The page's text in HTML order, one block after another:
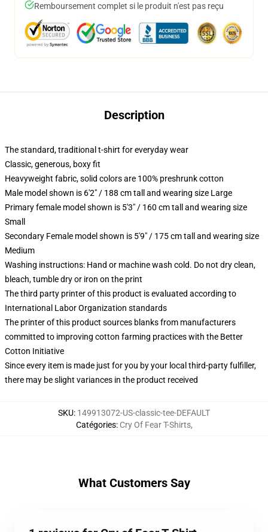
Remboursement complet si le produit n'est pas reçu
Description
The standard, traditional t-shirt for everyday wear
Classic, generous, boxy fit
Heavyweight fabric, solid colors are 100% preshrunk cotton
Male model shown is 6'2" / 188 cm tall and wearing size Large
Primary female model shown is 5'3" / 160 cm tall and wearing size
Small
Secondary Female model shown is 5'9" / 175 cm tall and wearing size
Medium
Washing instructions: Hand or machine wash cold. Do not dry clean,
bleach, tumble dry or iron on the print
The third party printer of this product is evaluated according to
International Labor Organization standards
The printer of this product sources blanks from manufacturers
committed to improving cotton farming practices with the Better
Cotton Initiative
Since every item is made just for you by your local third-party fulfiller,
there may be slight variances in the product received
SKU: 149913072-US-classic-tee-DEFAULT
Catégories: Cry Of Fear T-Shirts,
What Customers Say